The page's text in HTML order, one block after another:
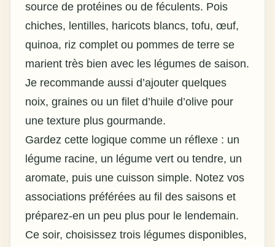
source de protéines ou de féculents. Pois
chiches, lentilles, haricots blancs, tofu, œuf,
quinoa, riz complet ou pommes de terre se
marient très bien avec les légumes de saison.
Je recommande aussi d’ajouter quelques
noix, graines ou un filet d’huile d’olive pour
une texture plus gourmande.
Gardez cette logique comme un réflexe : un
légume racine, un légume vert ou tendre, un
aromate, puis une cuisson simple. Notez vos
associations préférées au fil des saisons et
préparez-en un peu plus pour le lendemain.
Ce soir, choisissez trois légumes disponibles,